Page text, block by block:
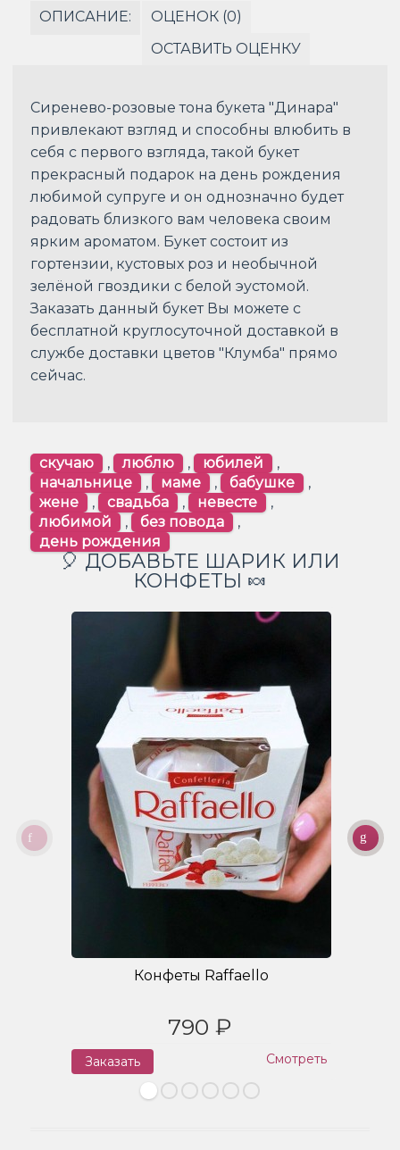
ОПИСАНИЕ:
ОЦЕНОК (0)
ОСТАВИТЬ ОЦЕНКУ
Сиренево-розовые тона букета "Динара"
привлекают взгляд и способны влюбить в
себя с первого взгляда, такой букет
прекрасный подарок на день рождения
любимой супруге и он однозначно будет
радовать близкого вам человека своим
ярким ароматом. Букет состоит из
гортензии, кустовых роз и необычной
зелёной гвоздики с белой эустомой.
Заказать данный букет Вы можете с
бесплатной круглосуточной доставкой в
службе доставки цветов "Клумба" прямо
сейчас.
скучаю , люблю , юбилей
,
начальнице
, маме , бабушке
,
жене
, свадьба , невесте
,
любимой
, без повода
,
день рождения
🎈 ДОБАВЬТЕ ШАРИК ИЛИ
КОНФЕТЫ 🍬
Конфеты Raffaello
790 ₽
Заказать Смотреть